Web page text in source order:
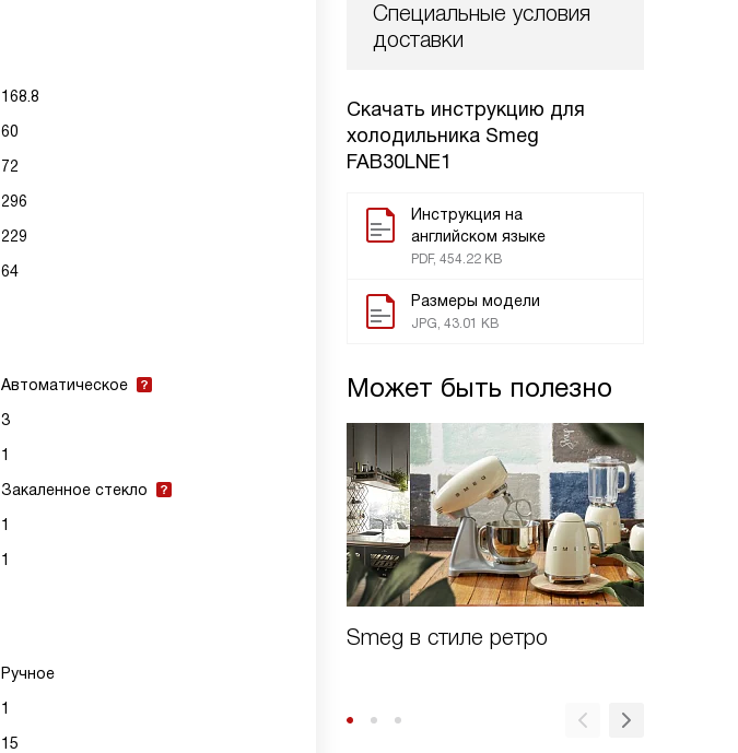
Специальные условия
доставки
Скачать инструкцию для
холодильника Smeg
FAB30LNE1
Инструкция на
английском языке
PDF, 454.22 KB
Размеры модели
JPG, 43.01 KB
Может быть полезно
Smeg в стиле ретро
168.8
60
72
296
229
64
Автоматическое
3
1
Закаленное стекло
1
1
Ручное
1
15